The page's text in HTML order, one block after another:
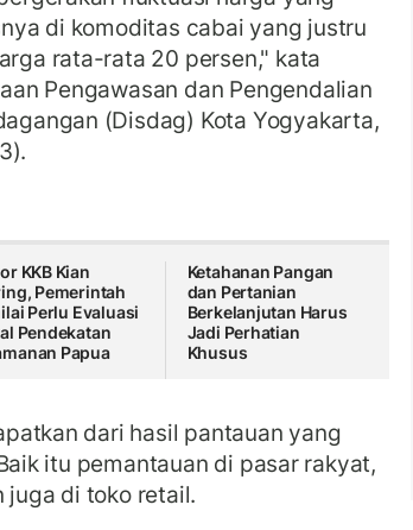
di komoditas cabai yang justru
rata-rata 20 persen," kata
Pengawasan dan Pengendalian
(Disdag) Kota Yogyakarta,
KKB Kian
Pemerintah
Perlu Evaluasi
Pendekatan
Papua
Ketahanan Pangan
dan Pertanian
Berkelanjutan Harus
Jadi Perhatian
Khusus
dari hasil pantauan yang
itu pemantauan di pasar rakyat,
di toko retail.